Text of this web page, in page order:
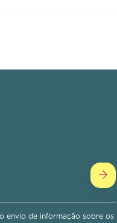
envio de informação sobre os